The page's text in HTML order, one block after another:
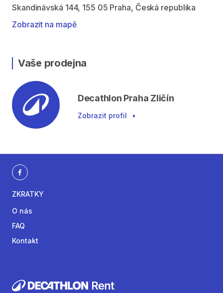
Skandinávská 144, 155 05 Praha, Česká republika
Zobrazit na mapě
Vaše prodejna
Decathlon Praha Zličín
Zobrazit profil •
ZKRATKY
O nás
FAQ
Kontakt